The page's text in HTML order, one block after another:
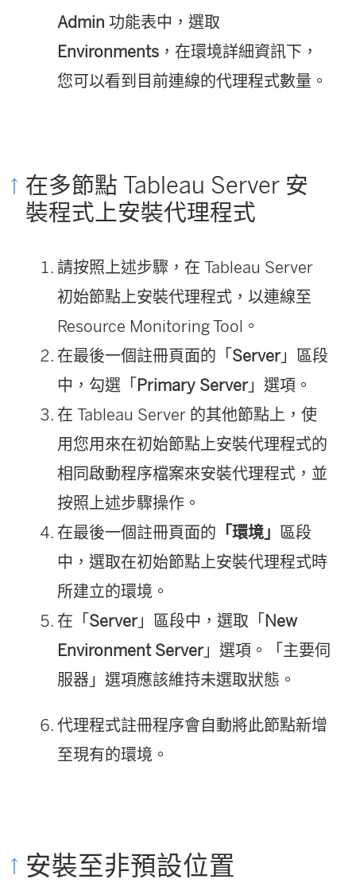
Admin 功能表中，選取
Environments ，在環境詳細資訊下，
您可以看到目前連線的代理程式數量。
在多節點 Tableau Server 安
裝程式上安裝代理程式
請按照上述步驟，在 Tableau Server
初始節點上安裝代理程式，以連線至
Resource Monitoring Tool 。
在最後一個註冊頁面的「 Server」區段
中，勾選「 Primary Server」選項。
在 Tableau Server 的其他節點上，使
用您用來在初始節點上安裝代理程式的
相同啟動程序檔案來安裝代理程式，並
按照上述步驟操作。
在最後一個註冊頁面的 「環境」 區段
中，選取在初始節點上安裝代理程式時
所建立的環境。
在「 Server」區段中，選取「 New
Environment Server」選項。「主要伺
服器」選項應該維持未選取狀態。
代理程式註冊程序會自動將此節點新增
至現有的環境。
安裝至非預設位置